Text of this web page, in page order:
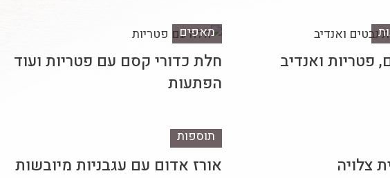
פטריות ואנדיב
מאפים
חלת כדורי קסם עם פטריות ועוד
הפתעות
צלויה
תוספות
אורז אדום עם עגבניות מיובשות